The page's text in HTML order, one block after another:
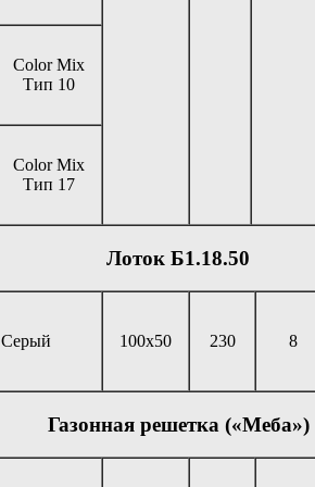
Color Mix
Тип 10
Color Mix
Тип 17
Лоток Б1.18.50
Серый 100х50 230 8
Газонная решетка («Меба»)